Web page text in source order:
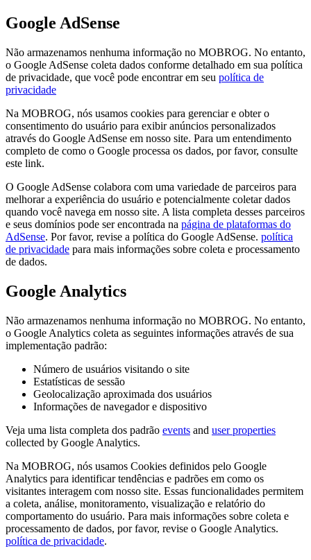
Google AdSense
Não armazenamos nenhuma informação no MOBROG. No entanto,
o Google AdSense coleta dados conforme detalhado em sua política
de privacidade, que você pode encontrar em seu política de
privacidade
Na MOBROG, nós usamos cookies para gerenciar e obter o
consentimento do usuário para exibir anúncios personalizados
através do Google AdSense em nosso site. Para um entendimento
completo de como o Google processa os dados, por favor, consulte
este link.
O Google AdSense colabora com uma variedade de parceiros para
melhorar a experiência do usuário e potencialmente coletar dados
quando você navega em nosso site. A lista completa desses parceiros
e seus domínios pode ser encontrada na página de plataformas do
AdSense. Por favor, revise a política do Google AdSense. política
de privacidade para mais informações sobre coleta e processamento
de dados.
Google Analytics
Não armazenamos nenhuma informação no MOBROG. No entanto,
o Google Analytics coleta as seguintes informações através de sua
implementação padrão:
Número de usuários visitando o site
Estatísticas de sessão
Geolocalização aproximada dos usuários
Informações de navegador e dispositivo
Veja uma lista completa dos padrão events and user properties
collected by Google Analytics.
Na MOBROG, nós usamos Cookies definidos pelo Google
Analytics para identificar tendências e padrões em como os
visitantes interagem com nosso site. Essas funcionalidades permitem
a coleta, análise, monitoramento, visualização e relatório do
comportamento do usuário. Para mais informações sobre coleta e
processamento de dados, por favor, revise o Google Analytics.
política de privacidade.